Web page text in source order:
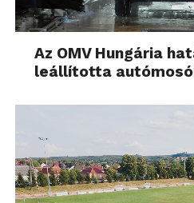
Az OMV Hungária
leállította